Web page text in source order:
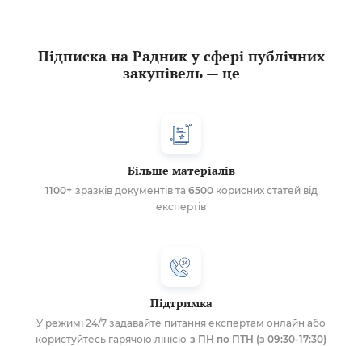
Підписка на Радник у сфері публічних
закупівель — це
Більше матеріалів
1100+ зразків документів та 6500корисних статей від
експертів
Підтримка
У режимі 24/7 задавайте питання експертам онлайн або
користуйтесь гарячою лінією з ПН по ПТН (з 09:30-17:30)